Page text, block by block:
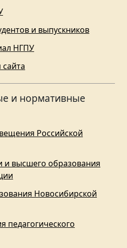
и выпускников
НГПУ
и нормативные
Российской
и высшего образования
Новосибирской
педагогического